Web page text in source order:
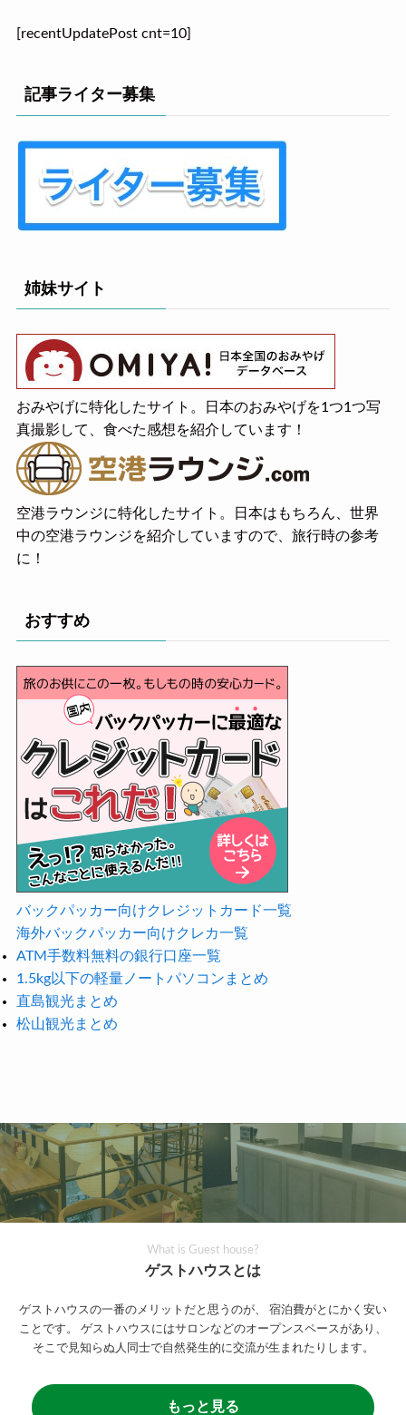
[recentUpdatePost cnt=10]
記事ライター募集
姉妹サイト
おみやげに特化したサイト。日本のおみやげを1つ1つ写
真撮影して、食べた感想を紹介しています！
空港ラウンジに特化したサイト。日本はもちろん、世界
中の空港ラウンジを紹介していますので、旅行時の参考
に！
おすすめ
バックパッカー向けクレジットカード一覧
海外バックパッカー向けクレカ一覧
ATM手数料無料の銀行口座一覧
1.5kg以下の軽量ノートパソコンまとめ
直島観光まとめ
松山観光まとめ
What is Guest house?
ゲストハウスとは
ゲストハウスの一番のメリットだと思うのが、
宿泊費がとにかく安い
ことです。
ゲストハウスにはサロンなどのオープンスペースがあり、
そこで見知らぬ人同士で自然発生的に交流が生まれたりします。
もっと見る